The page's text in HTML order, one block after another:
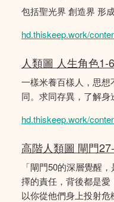
包括聖光界 創造界 形
hd.thiskeep.work/
人類圖 人生角色1-
一樣米養百樣人，思
同。求同存異，了解身
hd.thiskeep.work/
高階人類圖 閘門
「閘門50的深層覺醒
擇的責任，背後都是
以你從他們身上投射危